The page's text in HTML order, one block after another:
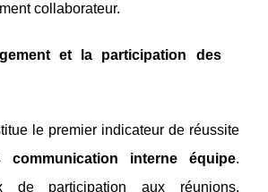
collaborateur.
et la participation des
le premier indicateur de réussite
communication interne équipe.
de participation aux réunions,